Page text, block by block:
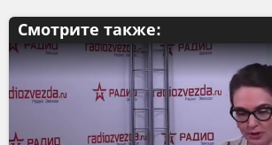
Смотрите также: